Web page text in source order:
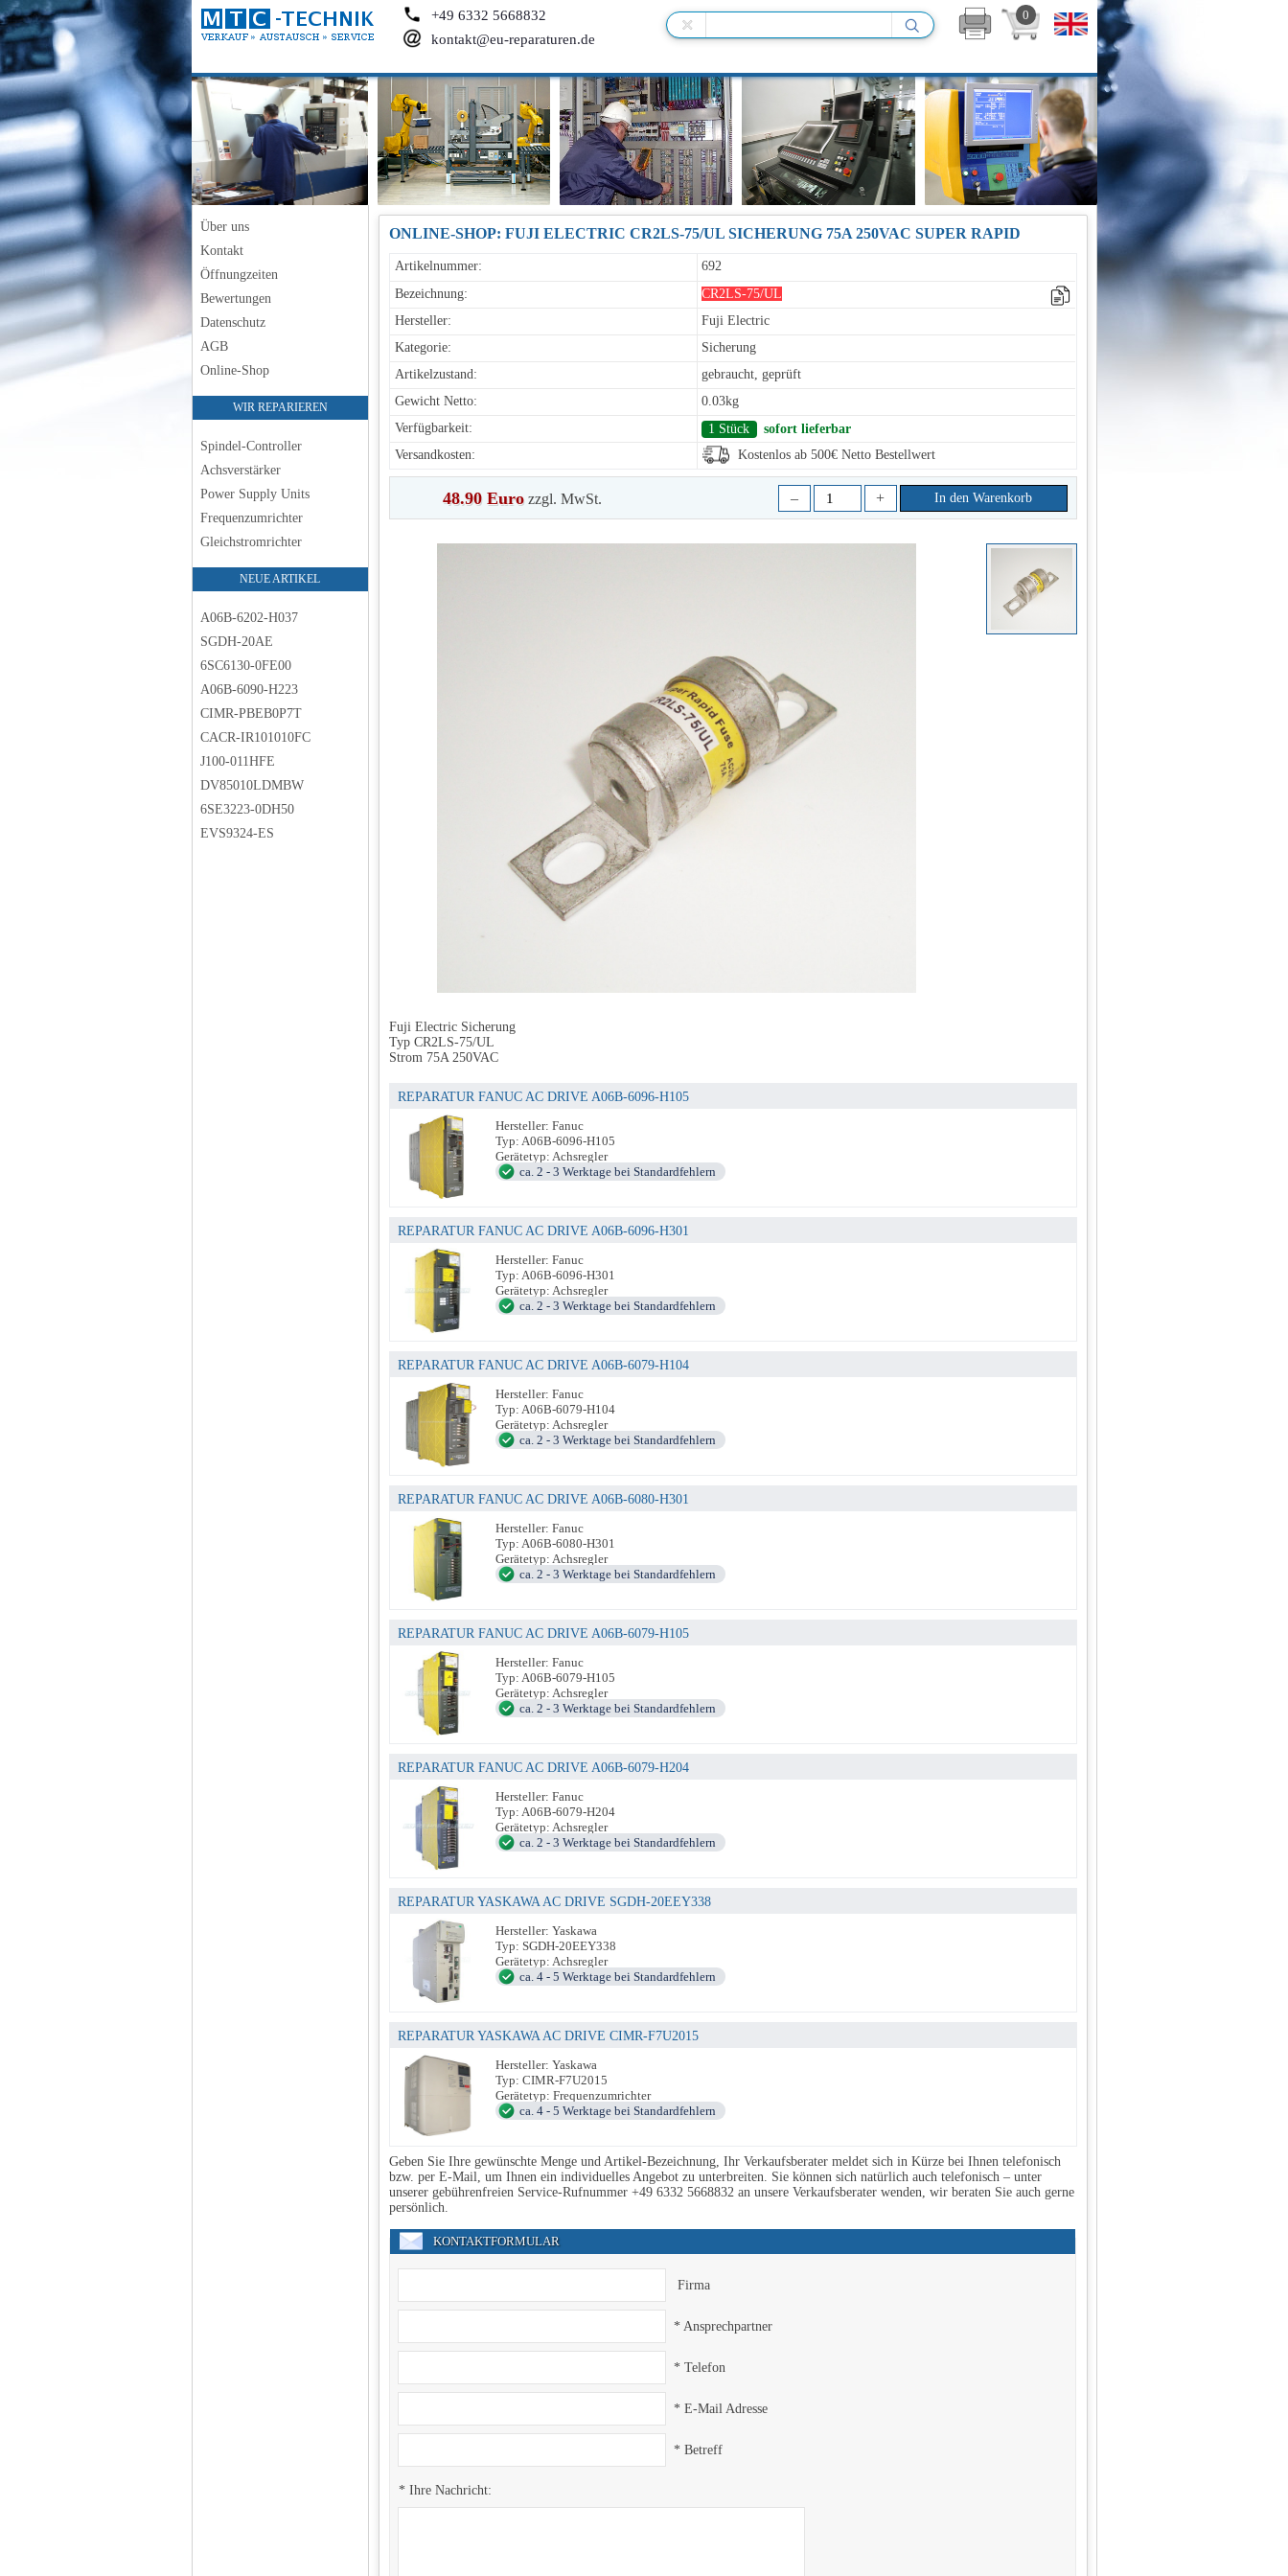
+49 6332 5668832
kontakt@eu-reparaturen.de
0
Über uns
Kontakt
Öffnungzeiten
Bewertungen
Datenschutz
AGB
Online-Shop
WIR REPARIEREN
Spindel-Controller
Achsverstärker
Power Supply Units
Frequenzumrichter
Gleichstromrichter
NEUE ARTIKEL
A06B-6202-H037
SGDH-20AE
6SC6130-0FE00
A06B-6090-H223
CIMR-PBEB0P7T
CACR-IR101010FC
J100-011HFE
DV85010LDMBW
6SE3223-0DH50
EVS9324-ES
ONLINE-SHOP: FUJI ELECTRIC CR2LS-75/UL SICHERUNG 75A 250VAC SUPER RAPID
Artikelnummer:
692
Bezeichnung:
CR2LS-75/UL
Hersteller:
Fuji Electric
Kategorie:
Sicherung
Artikelzustand:
gebraucht, geprüft
Gewicht Netto:
0.03kg
Verfügbarkeit:
1 Stück
sofort lieferbar
Versandkosten:
Kostenlos ab 500€ Netto Bestellwert
48.90 Eurozzgl. MwSt. – + In den Warenkorb
Fuji Electric Sicherung
Typ CR2LS-75/UL
Strom 75A 250VAC
REPARATUR FANUC AC DRIVE A06B-6096-H105
Hersteller: Fanuc
Typ: A06B-6096-H105
Gerätetyp: Achsregler
ca. 2 - 3 Werktage bei Standardfehlern
REPARATUR FANUC AC DRIVE A06B-6096-H301
Hersteller: Fanuc
Typ: A06B-6096-H301
Gerätetyp: Achsregler
ca. 2 - 3 Werktage bei Standardfehlern
REPARATUR FANUC AC DRIVE A06B-6079-H104
Hersteller: Fanuc
Typ: A06B-6079-H104
Gerätetyp: Achsregler
ca. 2 - 3 Werktage bei Standardfehlern
REPARATUR FANUC AC DRIVE A06B-6080-H301
Hersteller: Fanuc
Typ: A06B-6080-H301
Gerätetyp: Achsregler
ca. 2 - 3 Werktage bei Standardfehlern
REPARATUR FANUC AC DRIVE A06B-6079-H105
Hersteller: Fanuc
Typ: A06B-6079-H105
Gerätetyp: Achsregler
ca. 2 - 3 Werktage bei Standardfehlern
REPARATUR FANUC AC DRIVE A06B-6079-H204
Hersteller: Fanuc
Typ: A06B-6079-H204
Gerätetyp: Achsregler
ca. 2 - 3 Werktage bei Standardfehlern
REPARATUR YASKAWA AC DRIVE SGDH-20EEY338
Hersteller: Yaskawa
Typ: SGDH-20EEY338
Gerätetyp: Achsregler
ca. 4 - 5 Werktage bei Standardfehlern
REPARATUR YASKAWA AC DRIVE CIMR-F7U2015
Hersteller: Yaskawa
Typ: CIMR-F7U2015
Gerätetyp: Frequenzumrichter
ca. 4 - 5 Werktage bei Standardfehlern
Geben Sie Ihre gewünschte Menge und Artikel-Bezeichnung, Ihr Verkaufsberater meldet sich in Kürze bei Ihnen telefonisch
bzw. per E-Mail, um Ihnen ein individuelles Angebot zu unterbreiten. Sie können sich natürlich auch telefonisch – unter
unserer gebührenfreien Service-Rufnummer +49 6332 5668832 an unsere Verkaufsberater wenden, wir beraten Sie auch gerne
persönlich.
KONTAKTFORMULAR
Firma
* Ansprechpartner
* Telefon
* E-Mail Adresse
* Betreff
* Ihre Nachricht: